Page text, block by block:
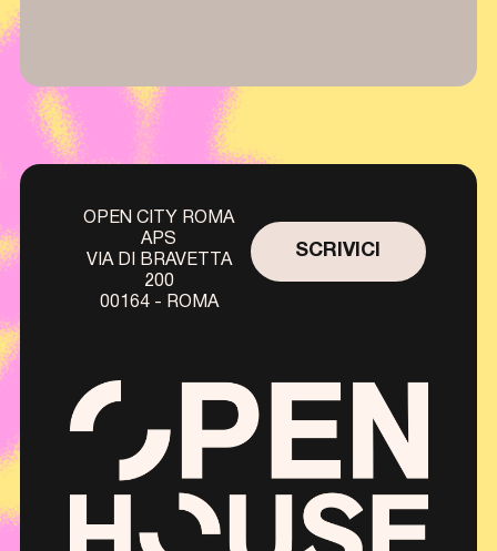
OPEN CITY ROMA
APS
VIA DI BRAVETTA
200
00164 - ROMA
SCRIVICI